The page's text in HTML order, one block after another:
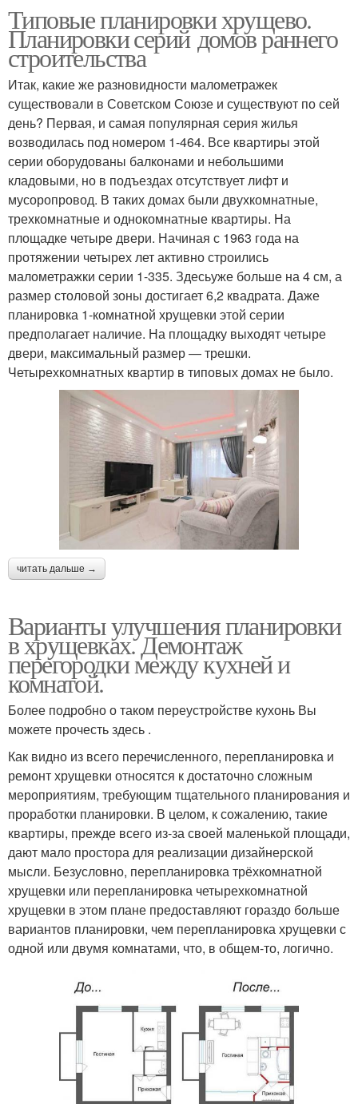
Типовые планировки хрущево.
Планировки серий домов раннего
строительства
Итак, какие же разновидности малометражек
существовали в Советском Союзе и существуют по сей
день? Первая, и самая популярная серия жилья
возводилась под номером 1-464. Все квартиры этой
серии оборудованы балконами и небольшими
кладовыми, но в подъездах отсутствует лифт и
мусоропровод. В таких домах были двухкомнатные,
трехкомнатные и однокомнатные квартиры. На
площадке четыре двери. Начиная с 1963 года на
протяжении четырех лет активно строились
малометражки серии 1-335. Здесьуже больше на 4 см, а
размер столовой зоны достигает 6,2 квадрата. Даже
планировка 1-комнатной хрущевки этой серии
предполагает наличие. На площадку выходят четыре
двери, максимальный размер — трешки.
Четырехкомнатных квартир в типовых домах не было.
читать дальше →
Варианты улучшения планировки
в хрущевках. Демонтаж
перегородки между кухней и
комнатой.
Более подробно о таком переустройстве кухонь Вы
можете прочесть здесь .
Как видно из всего перечисленного, перепланировка и
ремонт хрущевки относятся к достаточно сложным
мероприятиям, требующим тщательного планирования и
проработки планировки. В целом, к сожалению, такие
квартиры, прежде всего из-за своей маленькой площади,
дают мало простора для реализации дизайнерской
мысли. Безусловно, перепланировка трёхкомнатной
хрущевки или перепланировка четырехкомнатной
хрущевки в этом плане предоставляют гораздо больше
вариантов планировки, чем перепланировка хрущевки с
одной или двумя комнатами, что, в общем-то, логично.